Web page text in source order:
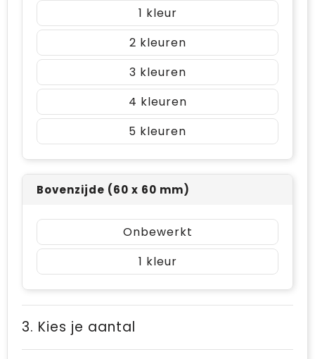
1
2
3
4
5
Bovenzijde (60 x 60 mm)
Onbewerkt
1
3. Kies je aantal